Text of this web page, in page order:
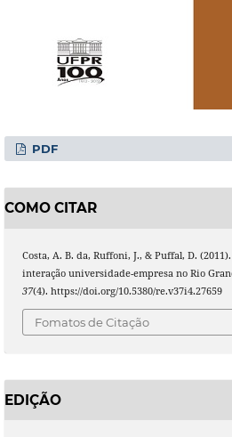
PDF
COMO CITAR
Costa, A. B. da, Ruffoni, J., & Puffal, D.
interação universidade-empresa no Rio
37(4). https://doi.org/10.5380/re.v37i4.27659
Fomatos de Citação
EDIÇÃO